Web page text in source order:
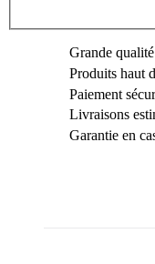
Grande
Produits haut
Paiement
Livraisons
Garantie en